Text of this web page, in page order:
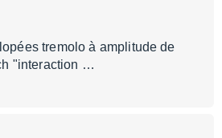
tremolo à amplitude de
"interaction …